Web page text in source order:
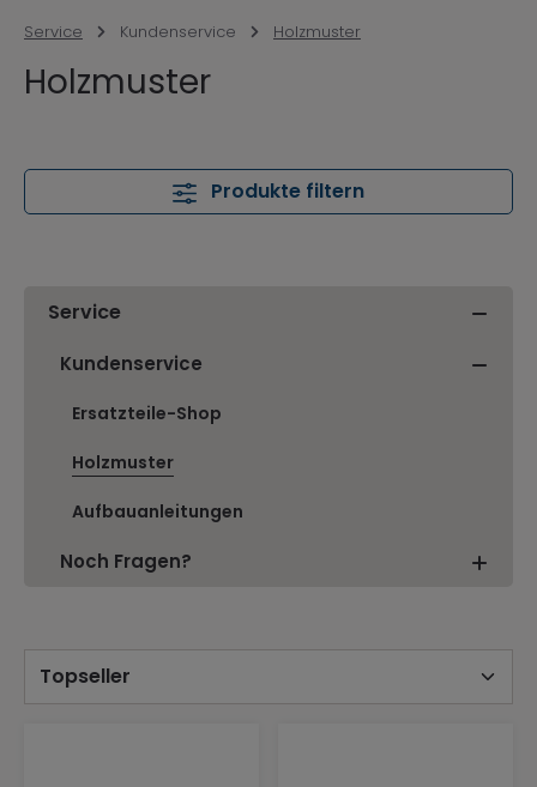
Service Kundenservice Holzmuster
Holzmuster
Produkte filtern
Service
Kundenservice
Ersatzteile-Shop
Holzmuster
Aufbauanleitungen
Noch Fragen?